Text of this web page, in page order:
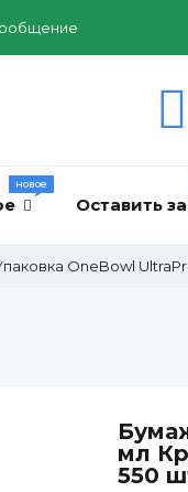
Оставить
OneBowl
мл
550